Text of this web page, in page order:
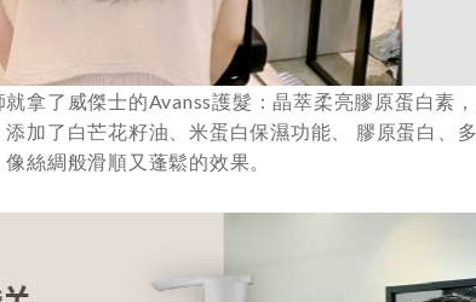
拿了威傑士的Avanss護髮：晶萃柔亮膠原蛋白素
加了白芒花籽油、米蛋白保濕功能、 膠原蛋白、
絲綢般滑順又蓬鬆的效果。